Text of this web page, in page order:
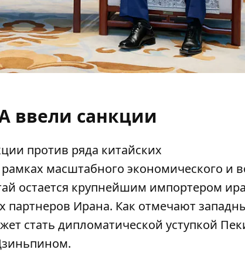
ввели санкции
против ряда китайских
масштабного экономического и
остается крупнейшим импортером
Ирана. Как отмечают
стать дипломатической уступкой